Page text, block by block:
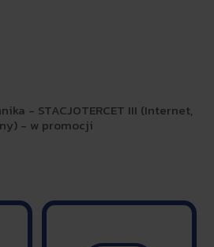
- STACJOTERCET III (Internet,
- w promocji